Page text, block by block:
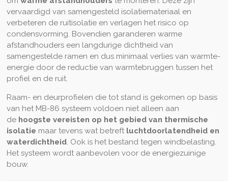
vervaardigd van samengesteld isolatiemateriaal en
verbeteren de ruitisolatie en verlagen het risico op
condensvorming. Bovendien garanderen warme
afstandhouders een langdurige dichtheid van
samengestelde ramen en dus minimaal verlies van warmte-
energie door de reductie van warmtebruggen tussen het
profiel en de ruit.
Raam- en deurprofielen die tot stand is gekomen op basis
van het MB-86 systeem voldoen niet alleen aan
de hoogste vereisten op het gebied van thermische
isolatie maar tevens wat betreft luchtdoorlatendheid en
waterdichtheid. Ook is het bestand tegen windbelasting.
Het systeem wordt aanbevolen voor de energiezuinige
bouw.